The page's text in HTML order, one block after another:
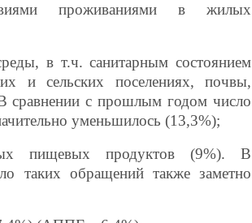
проживаниями в жилых
в т.ч. санитарным состоянием
и сельских поселениях, почвы,
сравнении с прошлым годом число
уменьшилось (13,3%);
пищевых продуктов (9%). В
таких обращений также заметно